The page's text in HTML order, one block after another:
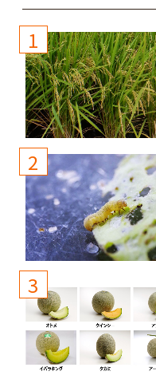
1
2
3